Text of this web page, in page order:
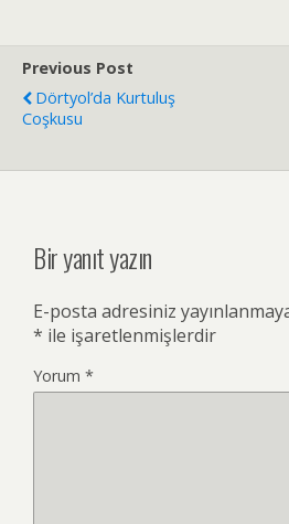
Previous Post
Dörtyol’da Kurtuluş
Coşkusu
Bir yanıt yazın
E-posta adresiniz
* ile işaretlenmişlerdir
Yorum *